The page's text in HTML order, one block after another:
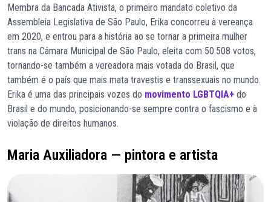
Membra da Bancada Ativista, o primeiro mandato coletivo da
Assembleia Legislativa de São Paulo, Erika concorreu à vereança
em 2020, e entrou para a história ao se tornar a primeira mulher
trans na Câmara Municipal de São Paulo, eleita com 50.508 votos,
tornando-se também a vereadora mais votada do Brasil, que
também é o país que mais mata travestis e transsexuais no mundo.
Erika é uma das principais vozes do movimento LGBTQIA+ do
Brasil e do mundo, posicionando-se sempre contra o fascismo e à
violação de direitos humanos.
Maria Auxiliadora — pintora e artista